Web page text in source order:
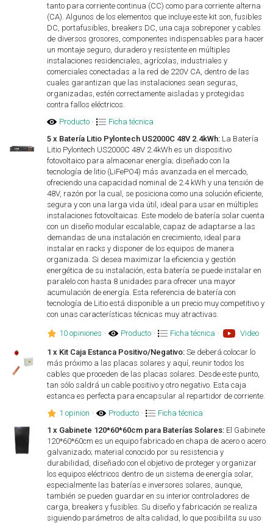
tanto para corriente continua (CC) como para corriente alterna
(CA). Algunos de los elementos que incluye este kit son, fusibles
DC, portafusibles, breakers DC, una caja sobreponer y cables
de diversos grosores, componentes indispensables para hacer
un montaje seguro, duradero y resistente en múltiples
instalaciones residenciales, agrícolas, industriales y
comerciales conectadas a la red de 220V CA, dentro de las
cuales garantizan que las instalaciones sean seguras,
organizadas, estén correctamente aisladas y protegidas
contra fallos eléctricos.
Producto ·
Ficha técnica
5 x Batería Litio Pylontech US2000C 48V 2.4kWh: La Batería
Litio Pylontech US2000C 48V 2.4kWh es un dispositivo
fotovoltaico para almacenar energía; diseñado con la
tecnología de litio (LiFePO4) más avanzada en el mercado,
ofreciendo una capacidad nominal de 2.4 kWh y una tensión de
48V, razón por la cual, se posiciona como una solución eficiente,
segura y con una larga vida útil, ideal para usar en múltiples
instalaciones fotovoltaicas. Este modelo de batería solar cuenta
con un diseño modular escalable, capaz de adaptarse a las
demandas de una instalación en crecimiento, ideal para
instalar en racks y disponer de los equipos de manera
organizada. Si desea maximizar la eficiencia y gestión
energética de su instalación, esta batería se puede instalar en
paralelo con hasta 8 unidades para ofrecer una mayor
acumulación de energía. Esta referencia de batería con
tecnología de Litio está disponible a un precio muy competitivo y
con unas características técnicas muy atractivas.
10 opiniones · Producto · Ficha técnica · Video
1 x Kit Caja Estanca Positivo/Negativo: Se deberá colocar lo
más próximo a las placas solares y aquí, reunir todos los
cables que proceden de las placas solares. Desde este punto,
tan sólo saldrá un cable positivo y otro negativo. Esta caja
estanca es perfecta para encapsular al repartidor de corriente.
1 opinion · Producto ·
Ficha técnica
1 x Gabinete 120*60*60cm para Baterías Solares: El Gabinete
120*60*60cm es un equipo fabricado en chapa de acero o acero
galvanizado; material conocido por su resistencia y
durabilidad, diseñado con el objetivo de proteger y organizar
los equipos eléctricos dentro de un sistema de energía solar,
especialmente las baterías e inversores solares, aunque,
también se pueden guardar en su interior controladores de
carga, breakers y fusibles. Su diseño y fabricación se realiza
siguiendo parámetros de alta calidad, lo que posibilita su uso